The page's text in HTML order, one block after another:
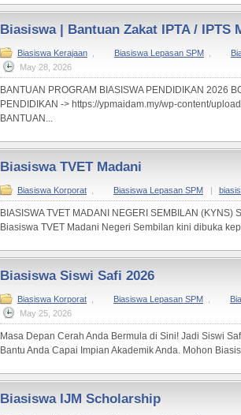
Biasiswa | Bantuan Zakat IPTA / IPTS
Biasiswa Kerajaan Biasiswa Lepasan SPM
May 28, 2026
BANTUAN PROGRAM BIASISWA PENDIDIKAN 2026
PENDIDIKAN -> https://ypmaidam.my/wp-content/
BANTUAN...
Biasiswa TVET Madani
Biasiswa Korporat Biasiswa Lepasan SPM |
BIASISWA TVET MADANI NEGERI SEMBILAN
Biasiswa TVET Madani Negeri Sembilan kini dibuka
Biasiswa Siswi Safi 2026
Biasiswa Korporat Biasiswa Lepasan SPM
May 25, 2026
Masa Depan Cerah Anda Bermula di Sini! Jadi Siswi
Bantu Anda Capai Impian Akademik Anda. Mohon
Biasiswa IJM Scholarship